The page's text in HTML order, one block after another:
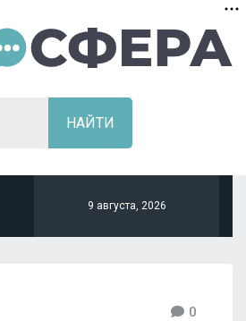
9 августа, 2026
0